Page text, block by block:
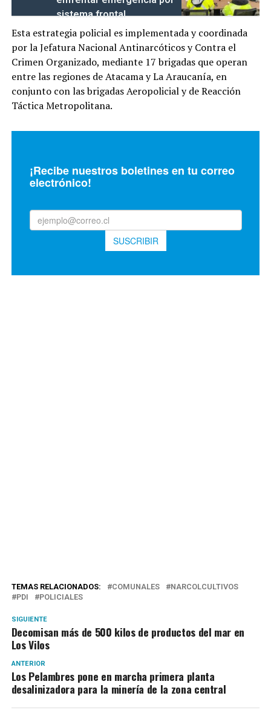
sistema frontal
Esta estrategia policial es implementada y coordinada
por la Jefatura Nacional Antinarcóticos y Contra el
Crimen Organizado, mediante 17 brigadas que operan
entre las regiones de Atacama y La Araucanía, en
conjunto con las brigadas Aeropolicial y de Reacción
Táctica Metropolitana.
TEMAS RELACIONADOS: COMUNALES
NARCOLCULTIVOS
PDI
POLICIALES
SIGUIENTE
Decomisan más de 500 kilos de productos del mar en
Los Vilos
ANTERIOR
Los Pelambres pone en marcha primera planta
desalinizadora para la minería de la zona central